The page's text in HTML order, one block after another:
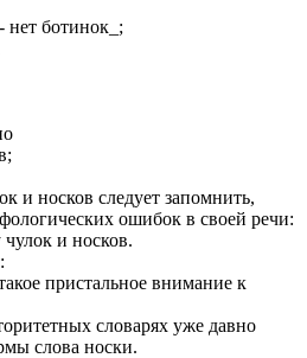
ботинок_;
и носков следует запомнить,
ошибок в своей речи:
и носков.
пристальное внимание к
словарях уже давно
слова носки.